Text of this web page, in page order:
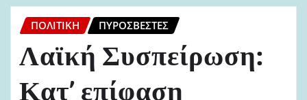
ΠΟΛΙΤΙΚΉ ΠΥΡΟΣΒΈΣΤΕΣ
Λαϊκή Συσπείρωση: